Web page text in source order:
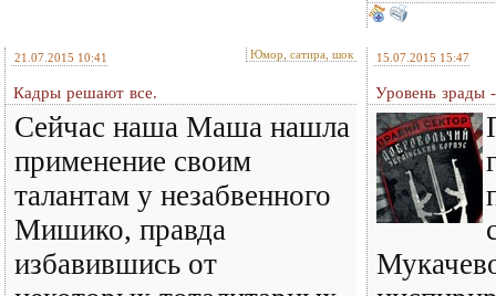
21.07.2015 10:41 Юмор, сатира, шок
Кадры решают все.
Сейчас наша Маша нашла
применение своим
талантам у незабвенного
Мишико, правда
избавившись от
15.07.2015 15:47
Уровень зрады